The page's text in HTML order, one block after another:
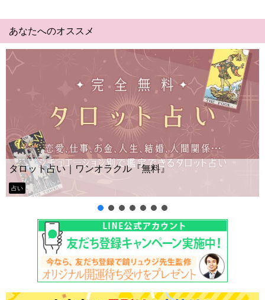
あなたへのオススメ
タロット占い｜ワンオラクル『無料』
占い